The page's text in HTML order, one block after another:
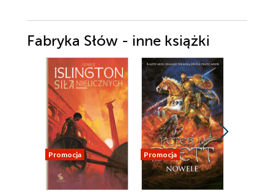
Fabryka Słów - inne książki
Promocja Promocja